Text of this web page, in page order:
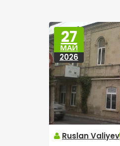
27
МАЙ
2026
Ruslan Valiyev